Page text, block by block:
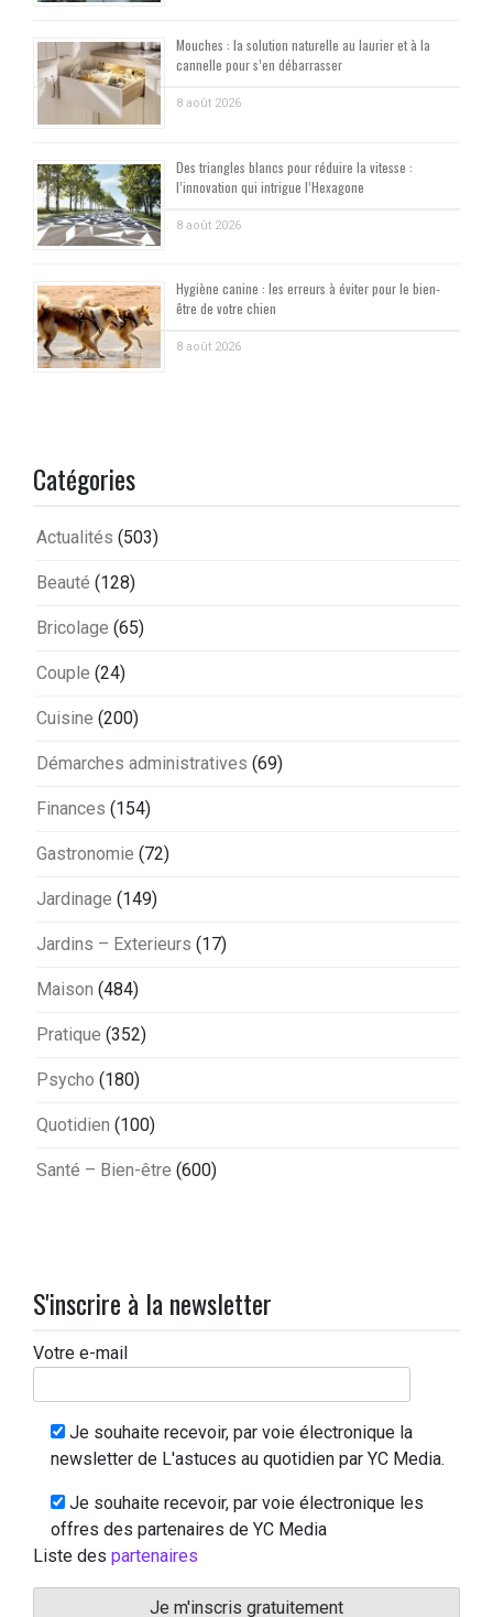
Mouches : la solution naturelle au laurier et à la
cannelle pour s’en débarrasser
8 août 2026
Des triangles blancs pour réduire la vitesse :
l’innovation qui intrigue l’Hexagone
8 août 2026
Hygiène canine : les erreurs à éviter pour le bien-
être de votre chien
8 août 2026
Catégories
Actualités (503)
Beauté (128)
Bricolage (65)
Couple (24)
Cuisine (200)
Démarches administratives (69)
Finances (154)
Gastronomie (72)
Jardinage (149)
Jardins – Exterieurs (17)
Maison (484)
Pratique (352)
Psycho (180)
Quotidien (100)
Santé – Bien-être (600)
S'inscrire à la newsletter
Votre e-mail
Je souhaite recevoir, par voie électronique la
newsletter de L'astuces au quotidien par YC Media.
Je souhaite recevoir, par voie électronique les
offres des partenaires de YC Media
Liste des partenaires